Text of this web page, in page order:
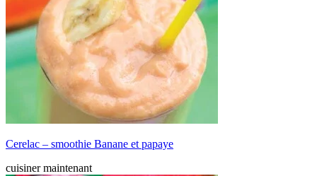
Cerelac – smoothie Banane et papaye
cuisiner maintenant